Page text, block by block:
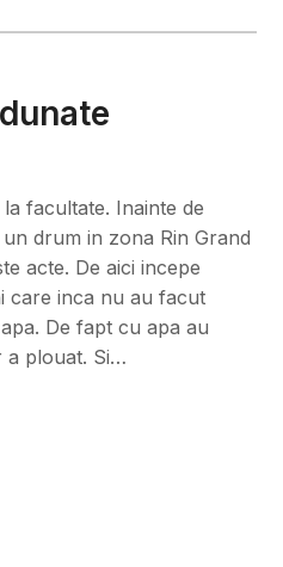
facultate. Inainte de
drum in zona Rin Grand
acte. De aici incepe
care inca nu au facut
De fapt cu apa au
a plouat. Si…